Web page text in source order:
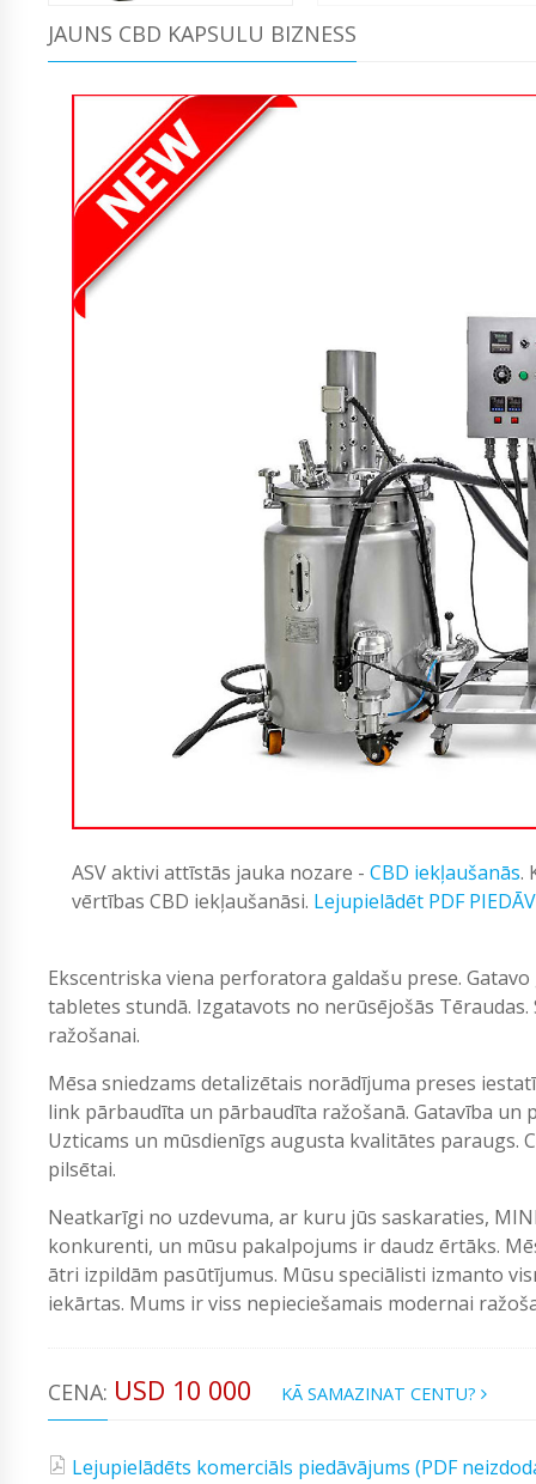
JAUNS CBD KAPSULU BIZNESS
ASV aktivi attīstās jauka nozare - CBD iekļaušanās.
vērtības CBD iekļaušanāsi. Lejupielādēt PDF
Ekscentriska viena perforatora galdašu prese.
tabletes stundā. Izgatavots no nerūsējošās
ražošanai.
Mēsa sniedzams detalizētais norādījuma preses
link pārbaudīta un pārbaudīta ražošanā. Gatavība
Uzticams un mūsdienīgs augusta kvalitātes paraugs.
pilsētai.
Neatkarīgi no uzdevuma, ar kuru jūs saskaraties,
konkurenti, un mūsu pakalpojums ir daudz ērtāks.
ātri izpildām pasūtījumus. Mūsu speciālisti izmanto
iekārtas. Mums ir viss nepieciešamais modernai
CENA: USD 10 000 KĀ SAMAZINAT CENTU?
Lejupielādēts komerciāls piedāvājums (PDF